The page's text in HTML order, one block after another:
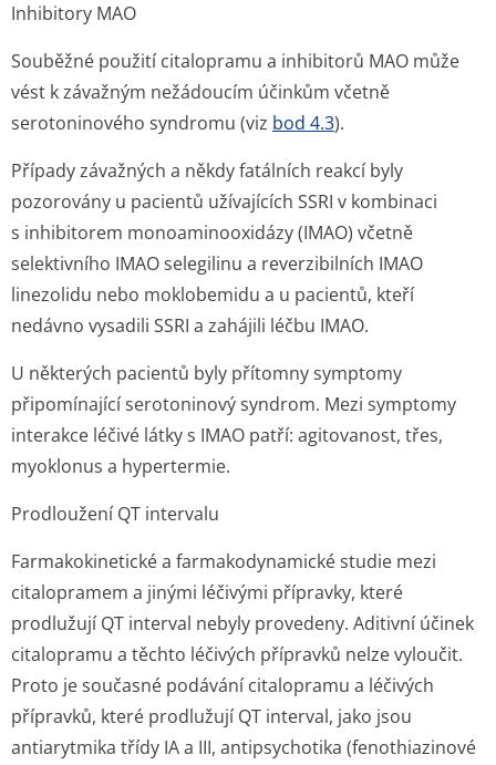
Inhibitory MAO
Souběžné použití citalopramu a inhibitorů MAO může
vést k závažným nežádoucím účinkům včetně
serotoninového syndromu (viz bod 4.3).
Případy závažných a někdy fatálních reakcí byly
pozorovány u pacientů užívajících SSRI v kombinaci
s inhibitorem monoaminooxidázy (IMAO) včetně
selektivního IMAO selegilinu a reverzibilních IMAO
linezolidu nebo moklobemidu a u pacientů, kteří
nedávno vysadili SSRI a zahájili léčbu IMAO.
U některých pacientů byly přítomny symptomy
připomínající serotoninový syndrom. Mezi symptomy
interakce léčivé látky s IMAO patří: agitovanost, třes,
myoklonus a hypertermie.
Prodloužení QT intervalu
Farmakokinetické a farmakodynamické studie mezi
citalopramem a jinými léčivými přípravky, které
prodlužují QT interval nebyly provedeny. Aditivní účinek
citalopramu a těchto léčivých přípravků nelze vyloučit.
Proto je současné podávání citalopramu a léčivých
přípravků, které prodlužují QT interval, jako jsou
antiarytmika třídy IA a III, antipsychotika (fenothiazinové